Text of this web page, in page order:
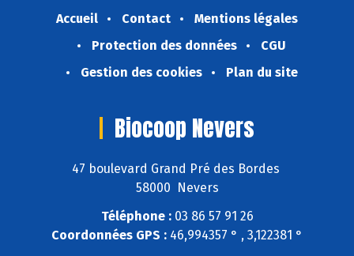
Accueil Contact
Mentions légales
Protection des données
CGU
Gestion des cookies
Plan du site
Biocoop Nevers
47 boulevard Grand Pré des Bordes
58000 Nevers
Téléphone :03 86 57 91 26
Coordonnées GPS : 46,994357 ° , 3,122381 °